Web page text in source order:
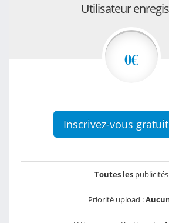
Utilisateur
0€
Inscrivez-vous
Toutes les publicités
Priorité upload :